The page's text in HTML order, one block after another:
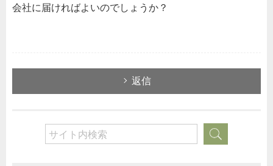
会社に届ければよいのでしょうか？
返信